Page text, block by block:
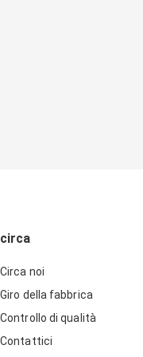
circa
Circa noi
Giro della fabbrica
Controllo di qualità
Contattici